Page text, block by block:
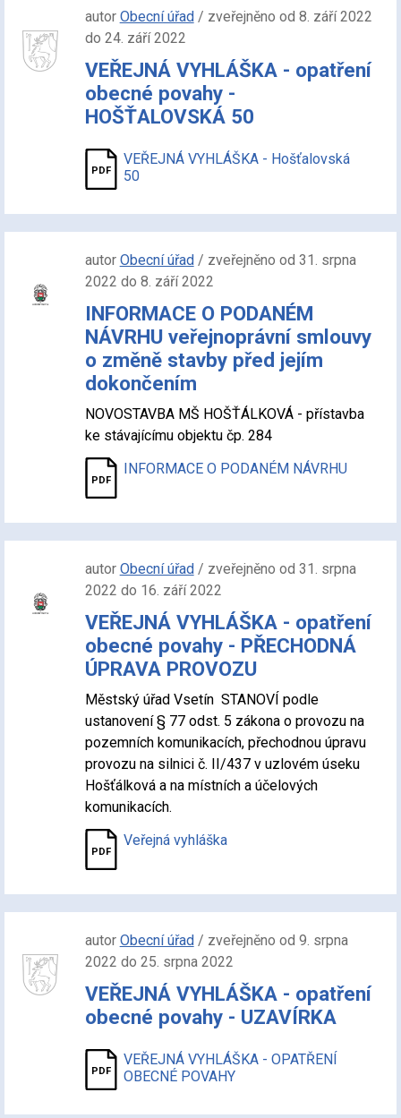
autor Obecní úřad/ zveřejněno od 8. září 2022
do 24. září 2022
VEŘEJNÁ VYHLÁŠKA - opatření
obecné povahy -
HOŠŤALOVSKÁ 50
VEŘEJNÁ VYHLÁŠKA - Hošťalovská
50
autor Obecní úřad/ zveřejněno od 31. srpna
2022 do 8. září 2022
INFORMACE O PODANÉM
NÁVRHU veřejnoprávní smlouvy
o změně stavby před jejím
dokončením
NOVOSTAVBA MŠ HOŠŤÁLKOVÁ - přístavba
ke stávajícímu objektu čp. 284
INFORMACE O PODANÉM NÁVRHU
autor Obecní úřad/ zveřejněno od 31. srpna
2022 do 16. září 2022
VEŘEJNÁ VYHLÁŠKA - opatření
obecné povahy - PŘECHODNÁ
ÚPRAVA PROVOZU
Městský úřad Vsetín STANOVÍ podle
ustanovení § 77 odst. 5 zákona o provozu na
pozemních komunikacích, přechodnou úpravu
provozu na silnici č. II/437 v uzlovém úseku
Hošťálková a na místních a účelových
komunikacích.
Veřejná vyhláška
autor Obecní úřad/ zveřejněno od 9. srpna
2022 do 25. srpna 2022
VEŘEJNÁ VYHLÁŠKA - opatření
obecné povahy - UZAVÍRKA
VEŘEJNÁ VYHLÁŠKA - OPATŘENÍ
OBECNÉ POVAHY